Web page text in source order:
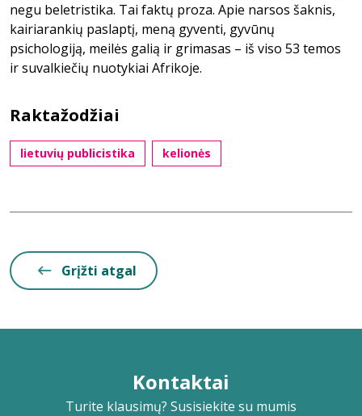
negu beletristika. Tai faktų proza. Apie narsos šaknis,
kairiarankių paslaptį, meną gyventi, gyvūnų
psichologiją, meilės galią ir grimasas – iš viso 53 temos
ir suvalkiečių nuotykiai Afrikoje.
Raktažodžiai
lietuvių publicistika kelionės
Grįžti atgal
Kontaktai
Turite klausimų? Susisiekite su mumis